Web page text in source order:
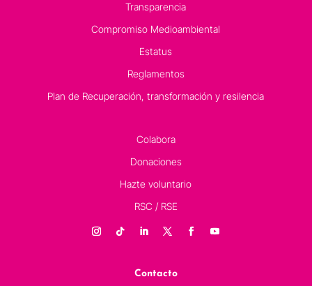
Transparencia
Compromiso Medioambiental
Estatus
Reglamentos
Plan de Recuperación, transformación y resilencia
Colabora
Donaciones
Hazte voluntario
RSC / RSE
Contacto